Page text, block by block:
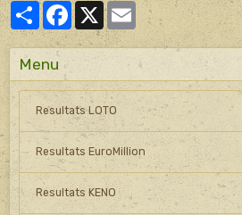
PartagerFacebook
X Email
Menu
Resultats LOTO
Resultats EuroMillion
Resultats KENO